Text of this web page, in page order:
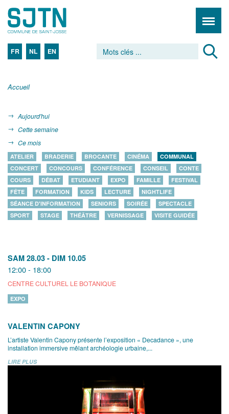
FR NL EN
Accueil
Aujourd'hui
Cette semaine
Ce mois
ATELIER BRADERIE BROCANTE CINÉMA
COMMUNAL
CONCERT
CONCOURS CONFÉRENCE CONSEIL
CONTE
COURS
DÉBAT ETUDIANT EXPO FAMILLE
FESTIVAL
FÊTE
FORMATION KIDS LECTURE
NIGHTLIFE
SÉANCE D'INFORMATION
SENIORS SOIRÉE
SPECTACLE
SPORT
STAGE THÉÂTRE VERNISSAGE VISITE GUIDÉE
SAM 28.03 - DIM 10.05
12:00 - 18:00
CENTRE CULTUREL LE BOTANIQUE
EXPO
VALENTIN CAPONY
L’artiste Valentin Capony présente l’exposition « Decadance », une
installation immersive mêlant archéologie urbaine,...
LIRE PLUS